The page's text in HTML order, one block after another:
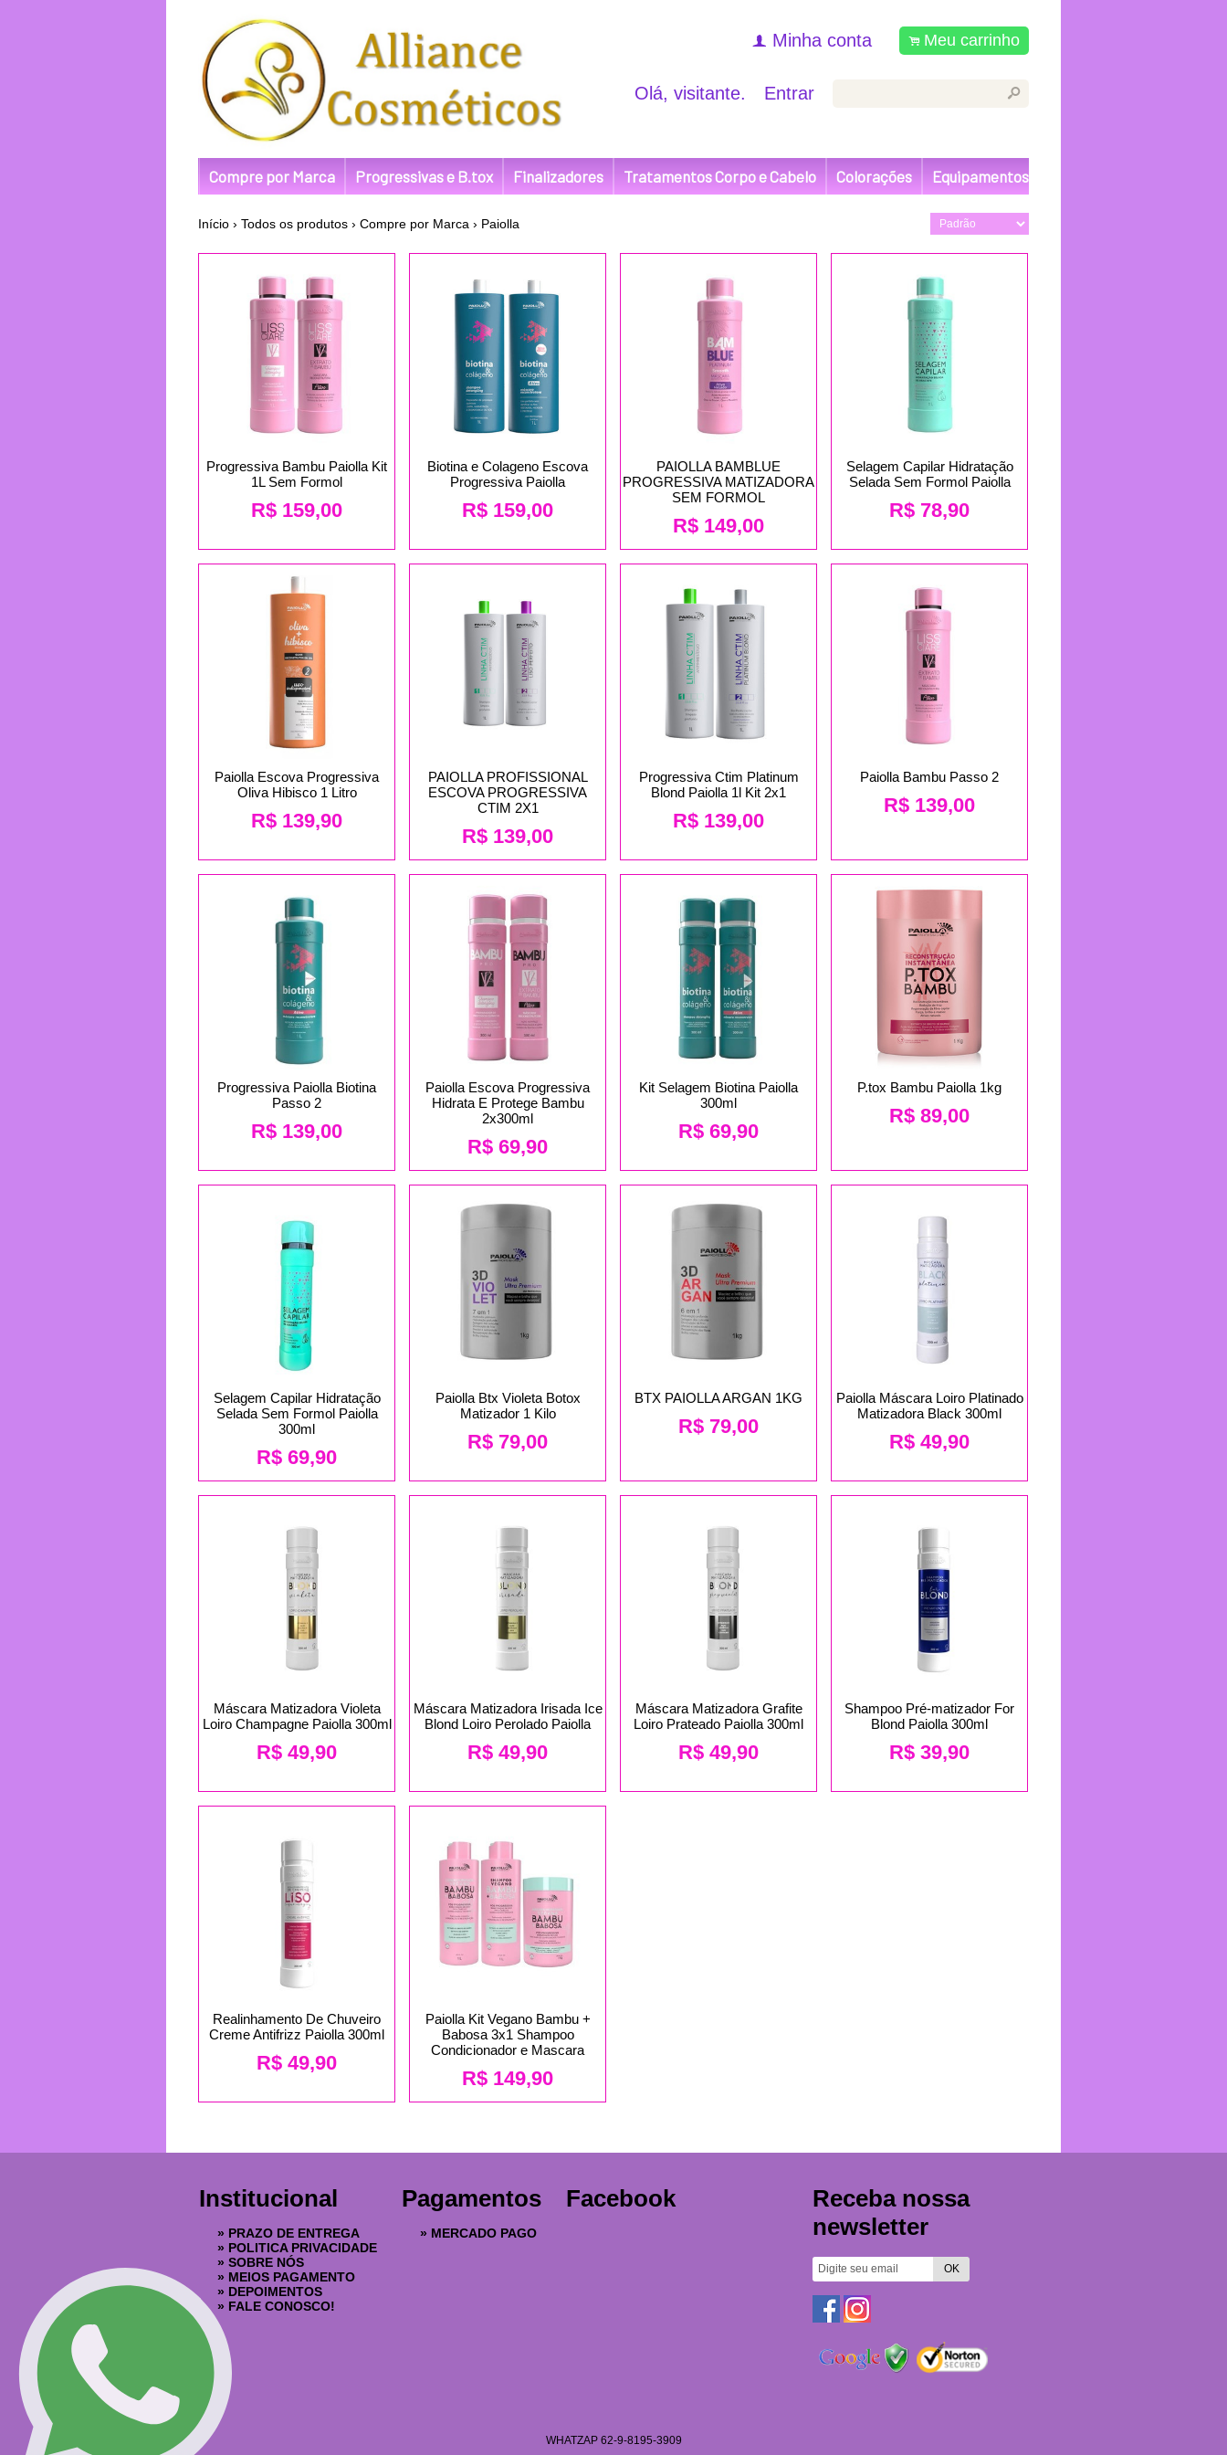
f Minha conta . Meu carrinho
Olá, visitante. Entrar s
Compre por Marca Progressivas e B.tox Finalizadores Tratamentos Corpo e Cabelo Colorações Equipamentos
Início › Todos os produtos › Compre por Marca › Paiolla
Progressiva Bambu Paiolla Kit
1L Sem Formol
R$ 159,00
Biotina e Colageno Escova
Progressiva Paiolla
R$ 159,00
PAIOLLA BAMBLUE
PROGRESSIVA MATIZADORA
SEM FORMOL
R$ 149,00
Selagem Capilar Hidratação
Selada Sem Formol Paiolla
R$ 78,90
Paiolla Escova Progressiva
Oliva Hibisco 1 Litro
R$ 139,90
PAIOLLA PROFISSIONAL
ESCOVA PROGRESSIVA
CTIM 2X1
R$ 139,00
Progressiva Ctim Platinum
Blond Paiolla 1l Kit 2x1
R$ 139,00
Paiolla Bambu Passo 2
R$ 139,00
Progressiva Paiolla Biotina
Passo 2
R$ 139,00
Paiolla Escova Progressiva
Hidrata E Protege Bambu
2x300ml
R$ 69,90
Kit Selagem Biotina Paiolla
300ml
R$ 69,90
P.tox Bambu Paiolla 1kg
R$ 89,00
Selagem Capilar Hidratação
Selada Sem Formol Paiolla
300ml
R$ 69,90
Paiolla Btx Violeta Botox
Matizador 1 Kilo
R$ 79,00
BTX PAIOLLA ARGAN 1KG
R$ 79,00
Paiolla Máscara Loiro Platinado
Matizadora Black 300ml
R$ 49,90
Máscara Matizadora Violeta
Loiro Champagne Paiolla 300ml
R$ 49,90
Máscara Matizadora Irisada Ice
Blond Loiro Perolado Paiolla
R$ 49,90
Máscara Matizadora Grafite
Loiro Prateado Paiolla 300ml
R$ 49,90
Shampoo Pré-matizador For
Blond Paiolla 300ml
R$ 39,90
Realinhamento De Chuveiro
Creme Antifrizz Paiolla 300ml
R$ 49,90
Paiolla Kit Vegano Bambu +
Babosa 3x1 Shampoo
Condicionador e Mascara
R$ 149,90
Institucional
» PRAZO DE ENTREGA
» POLITICA PRIVACIDADE
» SOBRE NÓS
» MEIOS PAGAMENTO
» DEPOIMENTOS
» FALE CONOSCO!
Pagamentos
» MERCADO PAGO
Facebook
Receba nossa
newsletter
WHATZAP 62-9-8195-3909